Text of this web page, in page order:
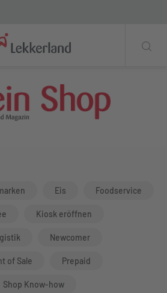
Eis Foodservice
Kiosk eröffnen
Newcomer
of Sale Prepaid
Shop Know-how